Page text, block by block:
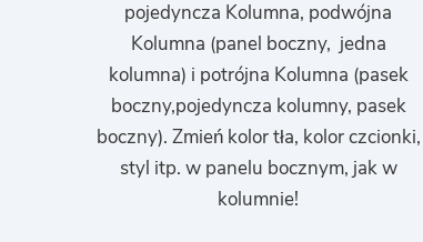
pojedyncza Kolumna, podwójna
Kolumna (panel boczny, jedna
kolumna) i potrójna Kolumna (pasek
boczny,pojedyncza kolumny, pasek
boczny). Zmień kolor tła, kolor czcionki,
styl itp. w panelu bocznym, jak w
kolumnie!